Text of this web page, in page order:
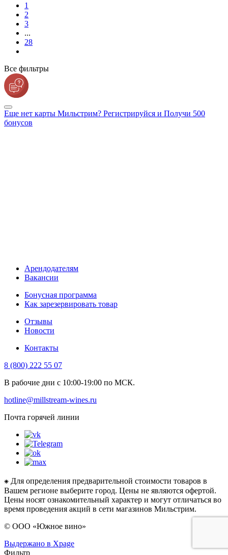
1
2
3
...
28
Все фильтры
Еще нет карты Мильстрим? Регистрируйся и Получи 500
бонусов
Арендодателям
Вакансии
Бонусная программа
Как зарезервировать товар
Отзывы
Новости
Контакты
8 (800) 222 55 07
В рабочие дни с 10:00-19:00 по МСК.
hotline@millstream-wines.ru
Почта горячей линии
⁕ Для определения предварительной стоимости товаров в
Вашем регионе выберите город. Цены не являются офертой.
Цены носят ознакомительный характер и могут отличаться во
время проведения акций в сети магазинов Мильстрим.
© ООО «Южное вино»
Выдержано в Xpage
Фильтр